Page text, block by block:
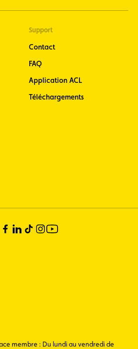
Support
Contact
FAQ
Application ACL
Téléchargements
membre : Du lundi au vendredi de